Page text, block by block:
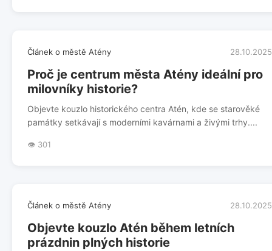
Článek o městě Atény 28.10.2025
Proč je centrum města Atény ideální pro
milovníky historie?
Objevte kouzlo historického centra Atén, kde se starověké
památky setkávají s moderními kavárnami a živými trhy....
👁️ 301
Článek o městě Atény 28.10.2025
Objevte kouzlo Atén během letních
prázdnin plných historie